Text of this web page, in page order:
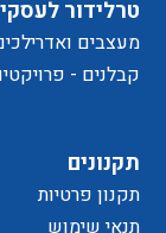
מדיניות
תקנונים
תקנון פרטיות
טרלידור
מעצבים
קבלנים -